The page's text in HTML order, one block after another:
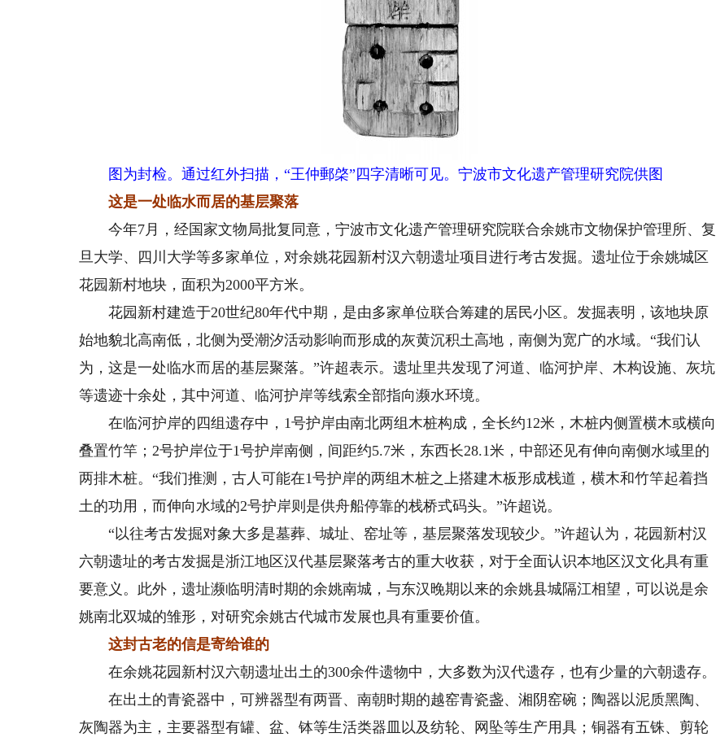
图为封检。通过红外扫描，“王仲郵棨”四字清晰可见。宁波市文化遗产管理研究院供图
这是一处临水而居的基层聚落
今年7月，经国家文物局批复同意，宁波市文化遗产管理研究院联合余姚市文物保护管理所、复
旦大学、四川大学等多家单位，对余姚花园新村汉六朝遗址项目进行考古发掘。遗址位于余姚城区
花园新村地块，面积为2000平方米。
花园新村建造于20世纪80年代中期，是由多家单位联合筹建的居民小区。发掘表明，该地块原
始地貌北高南低，北侧为受潮汐活动影响而形成的灰黄沉积土高地，南侧为宽广的水域。“我们认
为，这是一处临水而居的基层聚落。”许超表示。遗址里共发现了河道、临河护岸、木构设施、灰坑
等遗迹十余处，其中河道、临河护岸等线索全部指向濒水环境。
在临河护岸的四组遗存中，1号护岸由南北两组木桩构成，全长约12米，木桩内侧置横木或横向
叠置竹竿；2号护岸位于1号护岸南侧，间距约5.7米，东西长28.1米，中部还见有伸向南侧水域里的
两排木桩。“我们推测，古人可能在1号护岸的两组木桩之上搭建木板形成栈道，横木和竹竿起着挡
土的功用，而伸向水域的2号护岸则是供舟船停靠的栈桥式码头。”许超说。
“以往考古发掘对象大多是墓葬、城址、窑址等，基层聚落发现较少。”许超认为，花园新村汉
六朝遗址的考古发掘是浙江地区汉代基层聚落考古的重大收获，对于全面认识本地区汉文化具有重
要意义。此外，遗址濒临明清时期的余姚南城，与东汉晚期以来的余姚县城隔江相望，可以说是余
姚南北双城的雏形，对研究余姚古代城市发展也具有重要价值。
这封古老的信是寄给谁的
在余姚花园新村汉六朝遗址出土的300余件遗物中，大多数为汉代遗存，也有少量的六朝遗存。
在出土的青瓷器中，可辨器型有两晋、南朝时期的越窑青瓷盏、湘阴窑碗；陶器以泥质黑陶、
灰陶器为主，主要器型有罐、盆、钵等生活类器皿以及纺轮、网坠等生产用具；铜器有五铢、剪轮